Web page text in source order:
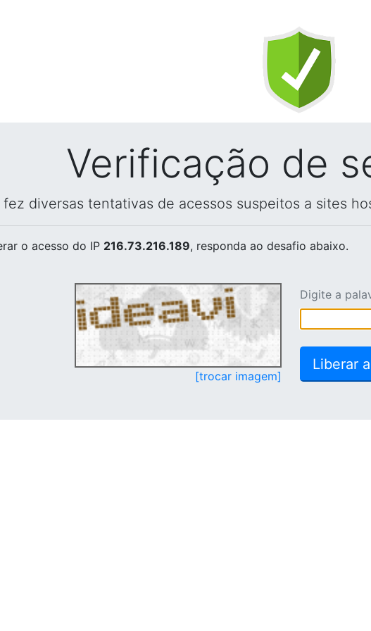
Verificação de
fez diversas tentativas de acessos suspeitos a sites
o acesso do IP 216.73.216.189, responda ao desafio abaixo.
[trocar imagem]
Digite a